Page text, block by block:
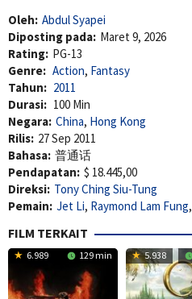
Oleh: Abdul Syapei
Diposting pada: Maret 9, 2026
Rating: PG-13
Genre: Action, Fantasy
Tahun: 2011
Durasi: 100 Min
Negara: China, Hong Kong
Rilis: 27 Sep 2011
Bahasa: 普通话
Pendapatan: $ 18.445,00
Direksi: Tony Ching Siu-Tung
Pemain: Jet Li, Raymond Lam Fung,
FILM TERKAIT
6.989 129 min 5.938